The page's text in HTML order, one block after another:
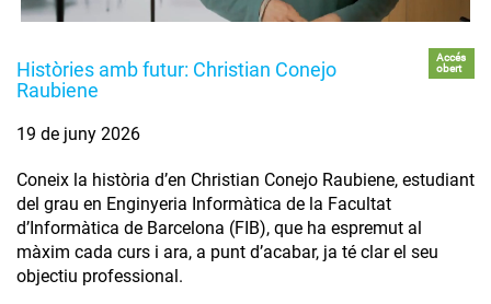
Històries amb futur: Christian Conejo
Raubiene
Accés
obert
19 de juny 2026
Coneix la història d’en Christian Conejo Raubiene, estudiant
del grau en Enginyeria Informàtica de la Facultat
d’Informàtica de Barcelona (FIB), que ha espremut al
màxim cada curs i ara, a punt d’acabar, ja té clar el seu
objectiu professional.